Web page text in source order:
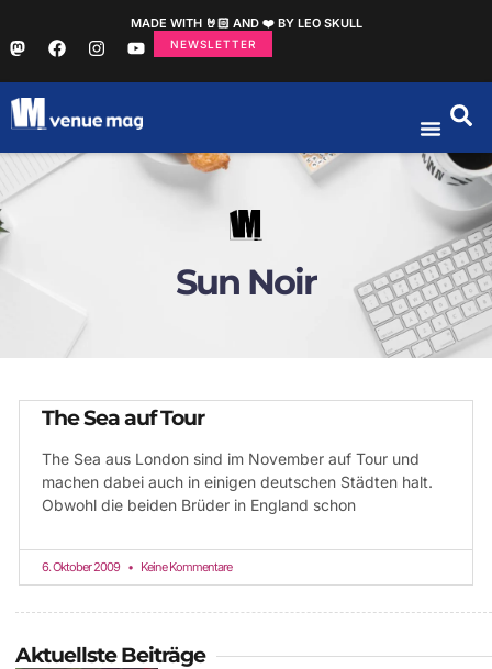
MADE WITH 🤘🏻 AND ❤️ BY LEO SKULL
NEWSLETTER
Sun Noir
The Sea auf Tour
The Sea aus London sind im November auf Tour und
machen dabei auch in einigen deutschen Städten halt.
Obwohl die beiden Brüder in England schon
6. Oktober 2009 Keine Kommentare
Aktuellste Beiträge